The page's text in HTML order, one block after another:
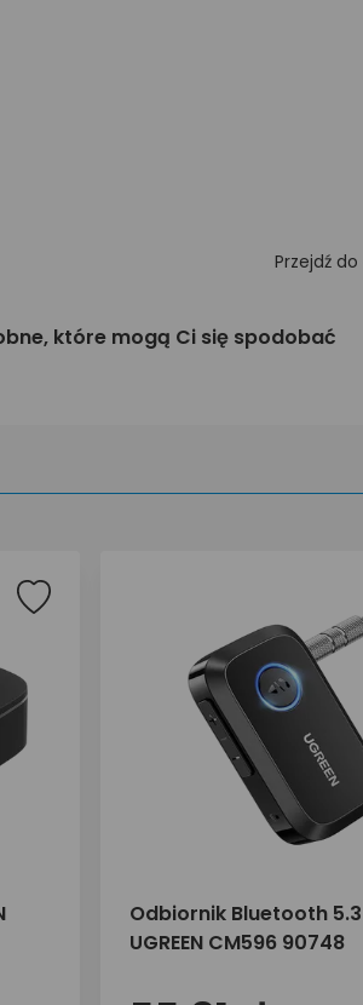
Przejdź do
które mogą Ci się spodobać
Odbiornik Bluetooth 5.3
UGREEN CM596 90748